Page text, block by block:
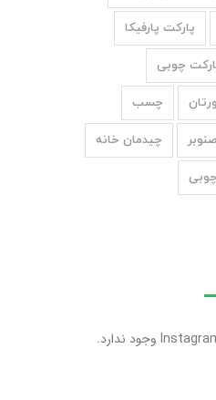
پارکت پارفیکا
چوبی
چسب
چیدمان خانه